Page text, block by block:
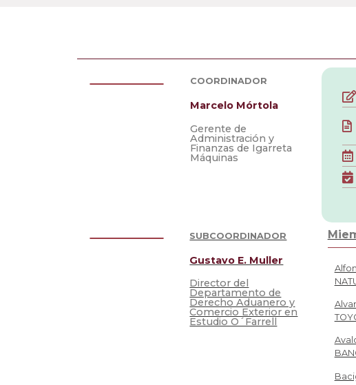
COORDINADOR
Marcelo Mórtola
Gerente de
Administración y
Finanzas de Igarreta
Máquinas
SUBCOORDINADOR
Gustavo E. Muller
Director del
Departamento de
Derecho Aduanero y
Comercio Exterior en
Estudio O´Farrell